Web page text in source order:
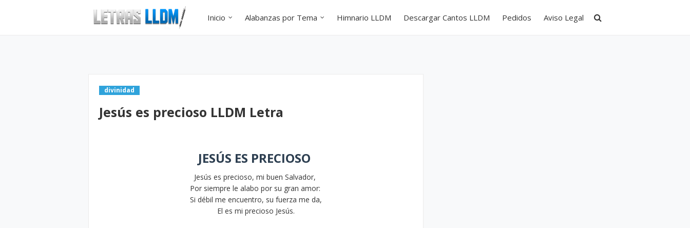
Inicio Alabanzas por Tema Himnario LLDM Descargar Cantos LLDM Pedidos Aviso Legal
divinidad
Jesús es precioso LLDM Letra
JESÚS ES PRECIOSO
Jesús es precioso, mi buen Salvador,
Por siempre le alabo por su gran amor:
Si débil me encuentro, su fuerza me da,
El es mi precioso Jesús.